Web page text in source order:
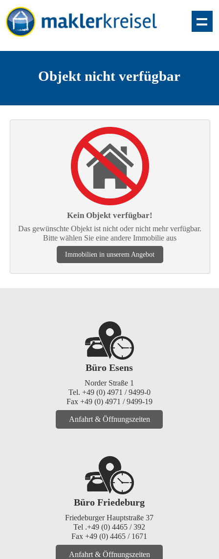
Objekt nicht verfügbar
Kein Objekt verfügbar!
Das gewünschte Objekt ist nicht oder nicht mehr verfügbar.
Bitte wählen Sie eine andere Immobilie aus
Immobilien in unserem Angebot
Büro Esens
Norder Straße 1
Tel. +49 (0) 4971 / 9499-0
Fax +49 (0) 4971 / 9499-19
Anfahrt & Öffnungszeiten
Büro Friedeburg
Friedeburger Hauptstraße 37
Tel .+49 (0) 4465 / 392
Fax +49 (0) 4465 / 1671
Anfahrt & Öffnungszeiten